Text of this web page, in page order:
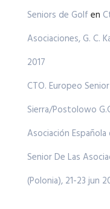
Seniors de Golf en
Asociaciones, G. C.
2017
CTO. Europeo
Sierra/Postolowo
Asociación
Senior De Las
(Polonia), 21-23 jun